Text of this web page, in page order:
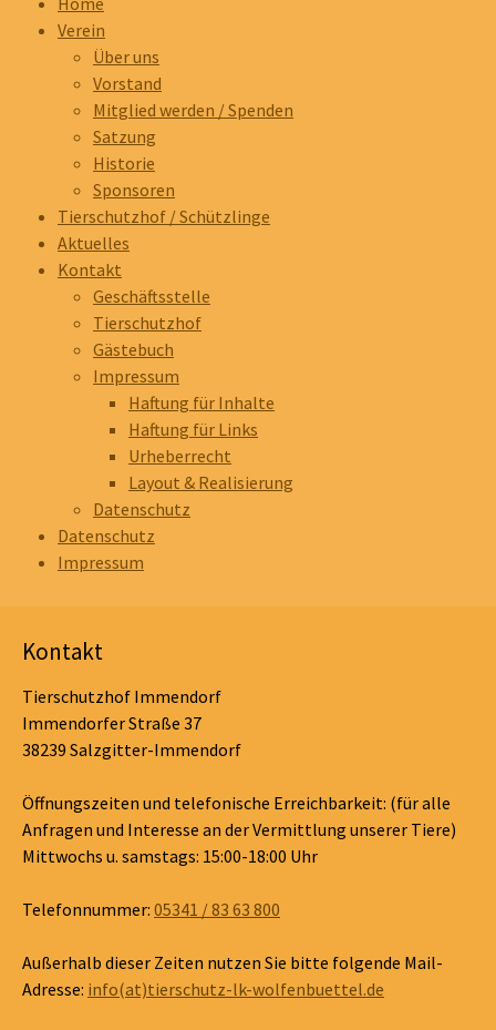
Verein
Über uns
Vorstand
Mitglied werden / Spenden
Satzung
Historie
Sponsoren
Tierschutzhof / Schützlinge
Aktuelles
Kontakt
Geschäftsstelle
Tierschutzhof
Gästebuch
Impressum
Haftung für Inhalte
Haftung für Links
Urheberrecht
Layout & Realisierung
Datenschutz
Datenschutz
Impressum
Kontakt
Tierschutzhof Immendorf
Immendorfer Straße 37
38239 Salzgitter-Immendorf
Öffnungszeiten und telefonische Erreichbarkeit: (für alle
Anfragen und Interesse an der Vermittlung unserer Tiere)
Mittwochs u. samstags: 15:00-18:00 Uhr
Telefonnummer: 05341 / 83 63 800
Außerhalb dieser Zeiten nutzen Sie bitte folgende Mail-
Adresse: info(at)tierschutz-lk-wolfenbuettel.de